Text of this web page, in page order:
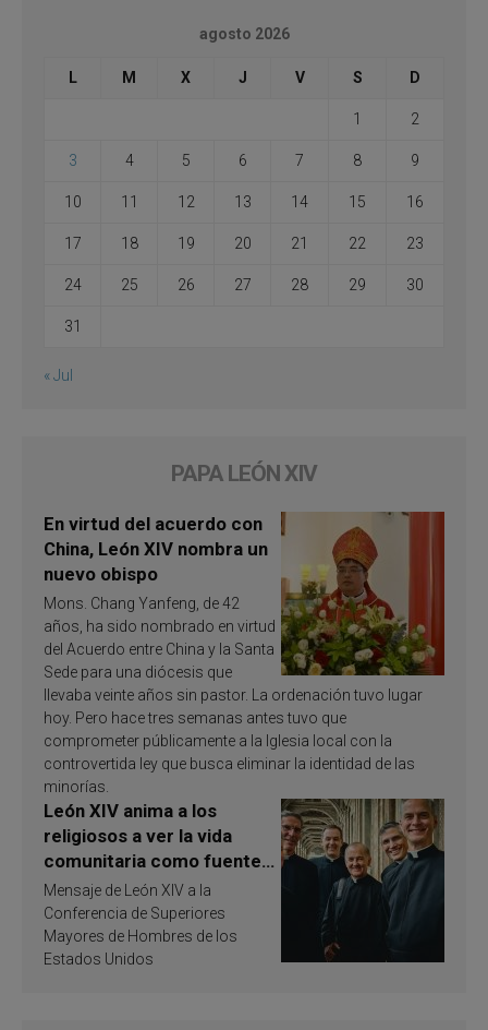
agosto 2026
L M X J V S D
1 2
3 4 5 6 7 8 9
10 11 12 13 14 15 16
17 18 19 20 21 22 23
24 25 26 27 28 29 30
31
« Jul
PAPA LEÓN XIV
En virtud del acuerdo con
China, León XIV nombra un
nuevo obispo
Mons. Chang Yanfeng, de 42
años, ha sido nombrado en virtud
del Acuerdo entre China y la Santa
Sede para una diócesis que
llevaba veinte años sin pastor. La ordenación tuvo lugar
hoy. Pero hace tres semanas antes tuvo que
comprometer públicamente a la Iglesia local con la
controvertida ley que busca eliminar la identidad de las
minorías.
León XIV anima a los
religiosos a ver la vida
comunitaria como fuente
de inspiración y
santificación
Mensaje de León XIV a la
Conferencia de Superiores
Mayores de Hombres de los
Estados Unidos